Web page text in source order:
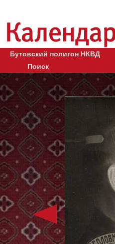
Бутовский полигон НКВД
Поиск